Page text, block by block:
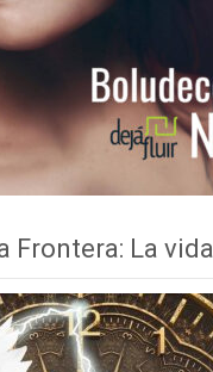
Frontera: La vida